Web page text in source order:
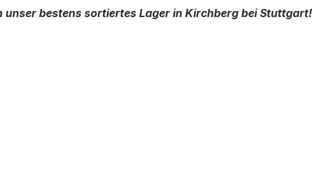
unser bestens sortiertes Lager in Kirchberg bei Stuttgart!